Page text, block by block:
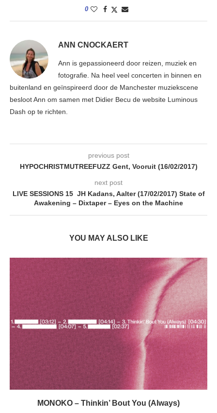
0
ANN CNOCKAERT
Ann is gepassioneerd door reizen, muziek en
fotografie. Na heel veel concerten in binnen en
buitenland en geïnspireerd door de Manchester muziekscene
besloot Ann om samen met Didier Becu de website Luminous
Dash op te richten.
previous post
HYPOCHRISTMUTREEFUZZ Gent, Vooruit (16/02/2017)
next post
LIVE SESSIONS 15 JH Kadans, Aalter (17/02/2017) State of
Awakening – Dixtaper – Eyes on the Machine
YOU MAY ALSO LIKE
MONOKO – Thinkin’ Bout You (Always)